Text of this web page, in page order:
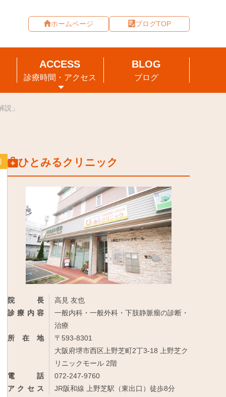
ホームページ ブログTOP
診療時間・アクセス ブログ
」
ひとみるクリニック
院長
高見 友也
診療内容
一般内科・一般外科・下肢静脈瘤の診断・
治療
所在地
〒593-8301
大阪府堺市西区上野芝町2丁3-18 上野芝ク
リニックモール 2階
電話
072-247-9760
アクセス
JR阪和線 上野芝駅（東出口）徒歩8分